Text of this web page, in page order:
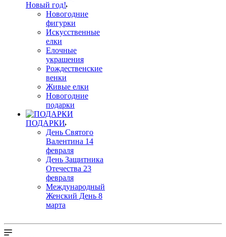
Новый год!
Новогодние
фигурки
Искусственные
елки
Елочные
украшения
Рождественские
венки
Живые елки
Новогодние
подарки
ПОДАРКИ
День Святого
Валентина 14
февраля
День Защитника
Отечества 23
февраля
Международный
Женский День 8
марта